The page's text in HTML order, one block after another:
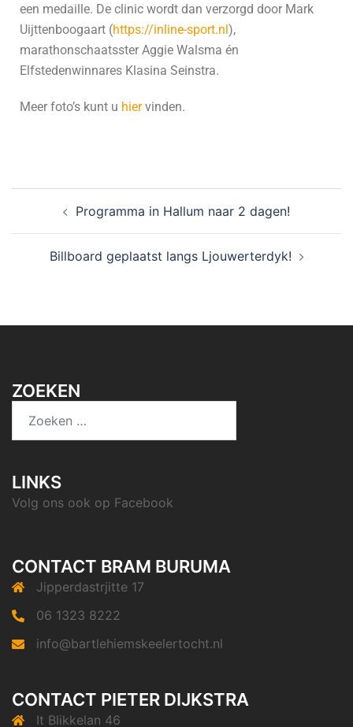
een medaille. De clinic wordt dan verzorgd door Mark
Uijttenboogaart (https://inline-sport.nl),
marathonschaatsster Aggie Walsma én
Elfstedenwinnares Klasina Seinstra.
Meer foto’s kunt u hiervinden.
Programma in Hallum naar 2 dagen!
Billboard geplaatst langs Ljouwerterdyk!
ZOEKEN
LINKS
Volg ons ook op Facebook
CONTACT BRAM BURUMA
Jipperdastrjitte 17
06 1323 8222
info@bartlehiemskeelertocht.nl
CONTACT PIETER DIJKSTRA
It Blikkelan 46